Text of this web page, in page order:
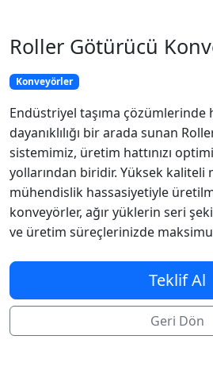
Roller Götürücü
Konveyörler
Endüstriyel taşıma çözümlerinde
dayanıklılığı bir arada sunan
sistemimiz, üretim hattınızı
yollarından biridir. Yüksek kaliteli
mühendislik hassasiyetiyle
konveyörler, ağır yüklerin seri
ve üretim süreçlerinizde
Teklif Al
Geri Dön